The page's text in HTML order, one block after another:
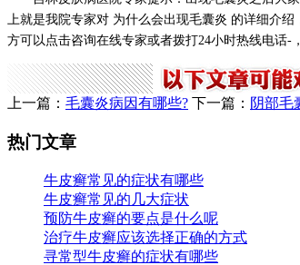
上就是我院专家对 为什么会出现毛囊炎 的详细介
方可以点击咨询在线专家或者拨打24小时热线电话-
上一篇： 毛囊炎病因有哪些? 下一篇： 阴部毛
热门文章
牛皮癣常见的症状有哪些
牛皮癣常见的几大症状
预防牛皮癣的要点是什么呢
治疗牛皮癣应该选择正确的方式
寻常型牛皮癣的症状有哪些